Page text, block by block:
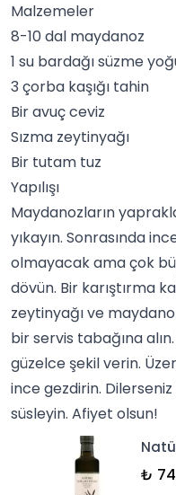
Malzemeler
8-10 dal maydanoz
1 su bardağı süzme
3 çorba kaşığı tahin
Bir avuç ceviz
Sızma zeytinyağı
Bir tutam tuz
Yapılışı
Maydanozların
yıkayın. Sonrasında
olmayacak ama çok
dövün. Bir karıştırma
zeytinyağı ve
bir servis tabağına alın.
güzelce şekil verin.
ince gezdirin.
süsleyin. Afiyet olsun!
₺